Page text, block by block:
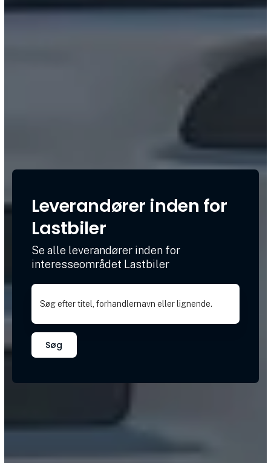
Leverandører inden for
Lastbiler
Se alle leverandører inden for
interesseområdet Lastbiler
Søg efter titel, forhandlernavn eller lignende.
Søg